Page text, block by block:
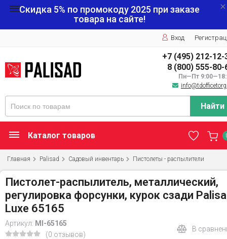
Скидка 5% по промокоду 2025 при заказе
товара на сайте!
Вход
+7 (495) 212-12-
8 (800) 555-80-
Пн—Пт
Найти
Каталог товаров
Главная Palisad Садовый инвентарь Пистолеты - распылители
Пистолет-распылитель, металлический,
регулировка форсунки, курок сзади
Luxe 65165
Артикул: MI-65165
(0 отзывов)
В